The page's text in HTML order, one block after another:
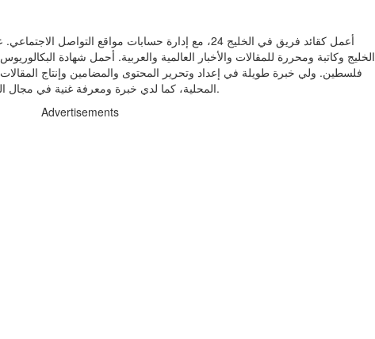
أعمل كقائد فريق في الخليج 24، مع إدارة حسابات مواقع
الخليج وكاتبة ومحررة للمقالات والأخبار العالمية والعربية. أحمل شهادة
فلسطين. ولي خبرة طويلة في إعداد وتحرير المحتوى والمضامين وإنتاج المقالات
المحلية، كما لدي خبرة ومعرفة غنية في مجال العلاقات العامة والإعلام وتنسيق المشاريع وإدارتها.
Advertisements